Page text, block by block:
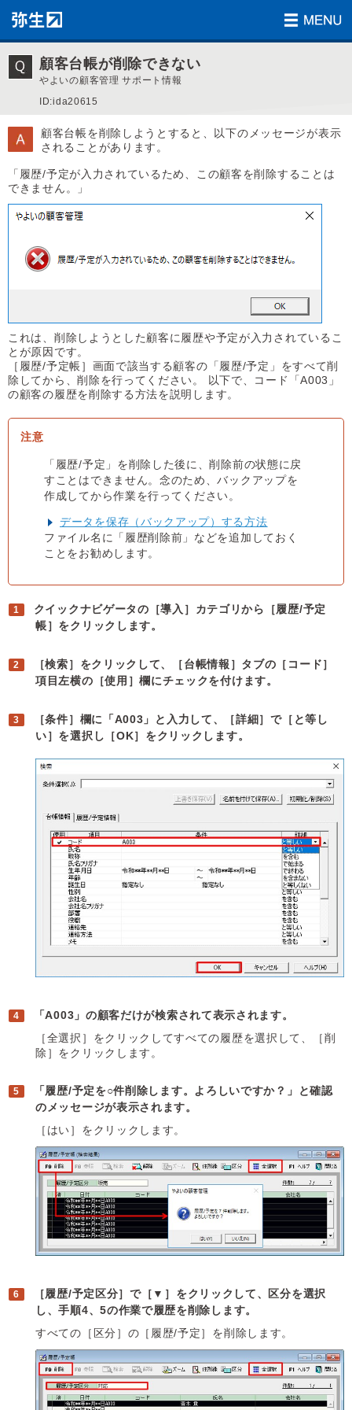
顧客台帳が削除できない
やよいの顧客管理 サポート情報
ID:ida20615
顧客台帳を削除しようとすると、以下のメッセージが表示
されることがあります。
「履歴/予定が入力されているため、この顧客を削除することは
できません。」
これは、削除しようとした顧客に履歴や予定が入力されているこ
とが原因です。
［履歴/予定帳］画面で該当する顧客の「履歴/予定」をすべて削
除してから、削除を行ってください。 以下で、コード「A003」
の顧客の履歴を削除する方法を説明します。
「履歴/予定」を削除した後に、削除前の状態に戻
すことはできません。念のため、バックアップを
作成してから作業を行ってください。
データを保存（バックアップ）する方法
ファイル名に「履歴削除前」などを追加しておく
ことをお勧めします。
クイックナビゲータの［導入］カテゴリから［履歴/予定
帳］をクリックします。
［検索］をクリックして、［台帳情報］タブの［コード］
項目左横の［使用］欄にチェックを付けます。
［条件］欄に「A003」と入力して、［詳細］で［と等し
い］を選択し［OK］をクリックします。
「A003」の顧客だけが検索されて表示されます。
［全選択］をクリックしてすべての履歴を選択して、［削
除］をクリックします。
「履歴/予定を○件削除します。よろしいですか？」と確認
のメッセージが表示されます。
［はい］をクリックします。
［履歴/予定区分］で［▼］をクリックして、区分を選択
し、手順4、5の作業で履歴を削除します。
すべての［区分］の［履歴/予定］を削除します。